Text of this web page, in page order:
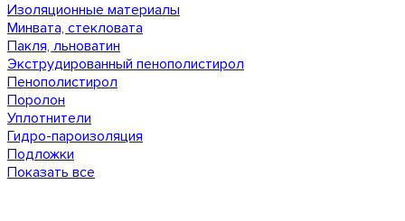
Изоляционные материалы
Минвата, стекловата
Пакля, льноватин
Экструдированный пенополистирол
Пенополистирол
Поролон
Уплотнители
Гидро-пароизоляция
Подложки
Показать все